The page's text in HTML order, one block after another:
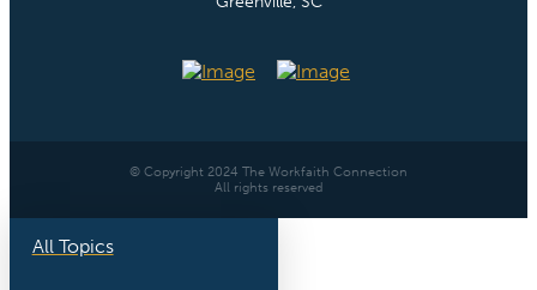
© Copyright 2024 The Workfaith Connection
All rights reserved
All Topics